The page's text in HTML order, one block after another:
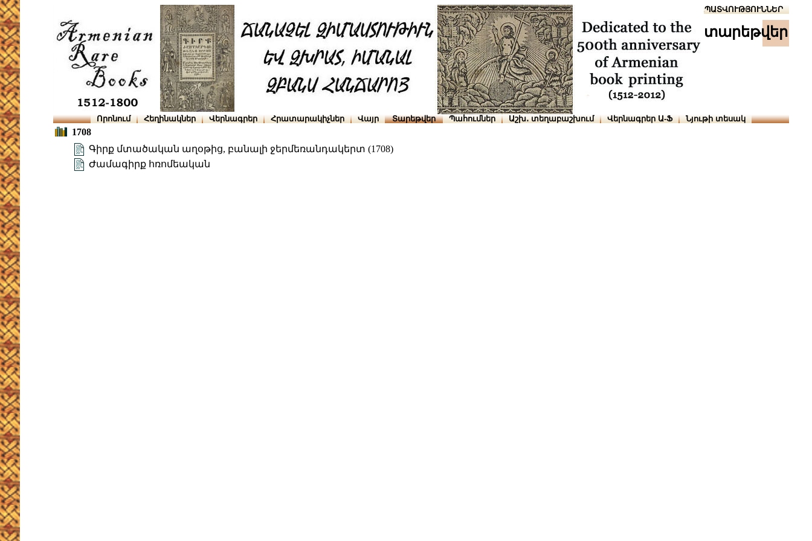
ՆԱԽԱՊԱՏՎՈՒԹՅՈՒՆՆԵՐ
տարեթվեր
Որոնում Հեղինակներ Վերնագրեր Հրատարակիչներ Վայր Տարեթվեր Պահումներ Աշխ․ տեղաբաշխում Վերնագրեր Ա-Ֆ Նյութի տեսակ
1708
Գիրք մտածական աղօթից, բանալի ջերմեռանդակերտ (1708)
Ժամագիրք հռոմեական